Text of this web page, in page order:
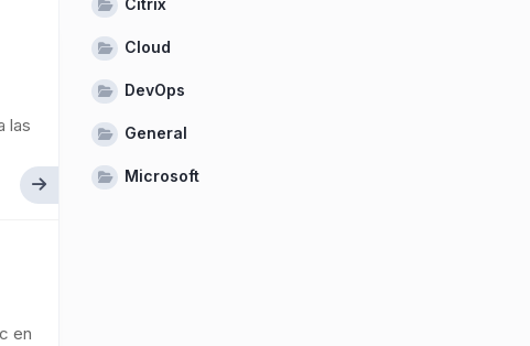
las
en
Citrix
Cloud
DevOps
General
Microsoft